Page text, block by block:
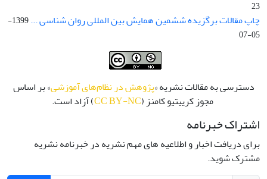
23
چاپ مقالات برگزیده ششمین همایش بین المللی روان شناسی ...
1399-
05-07
دسترسی به مقالات نشریه «پژوهش در نظام‌های آموزشی» بر اساس
مجوز کرییتیو کامنز (CC BY-NC) آزاد است.
اشتراک خبرنامه
برای دریافت اخبار و اطلاعیه های مهم نشریه در خبرنامه نشریه
مشترک شوید.